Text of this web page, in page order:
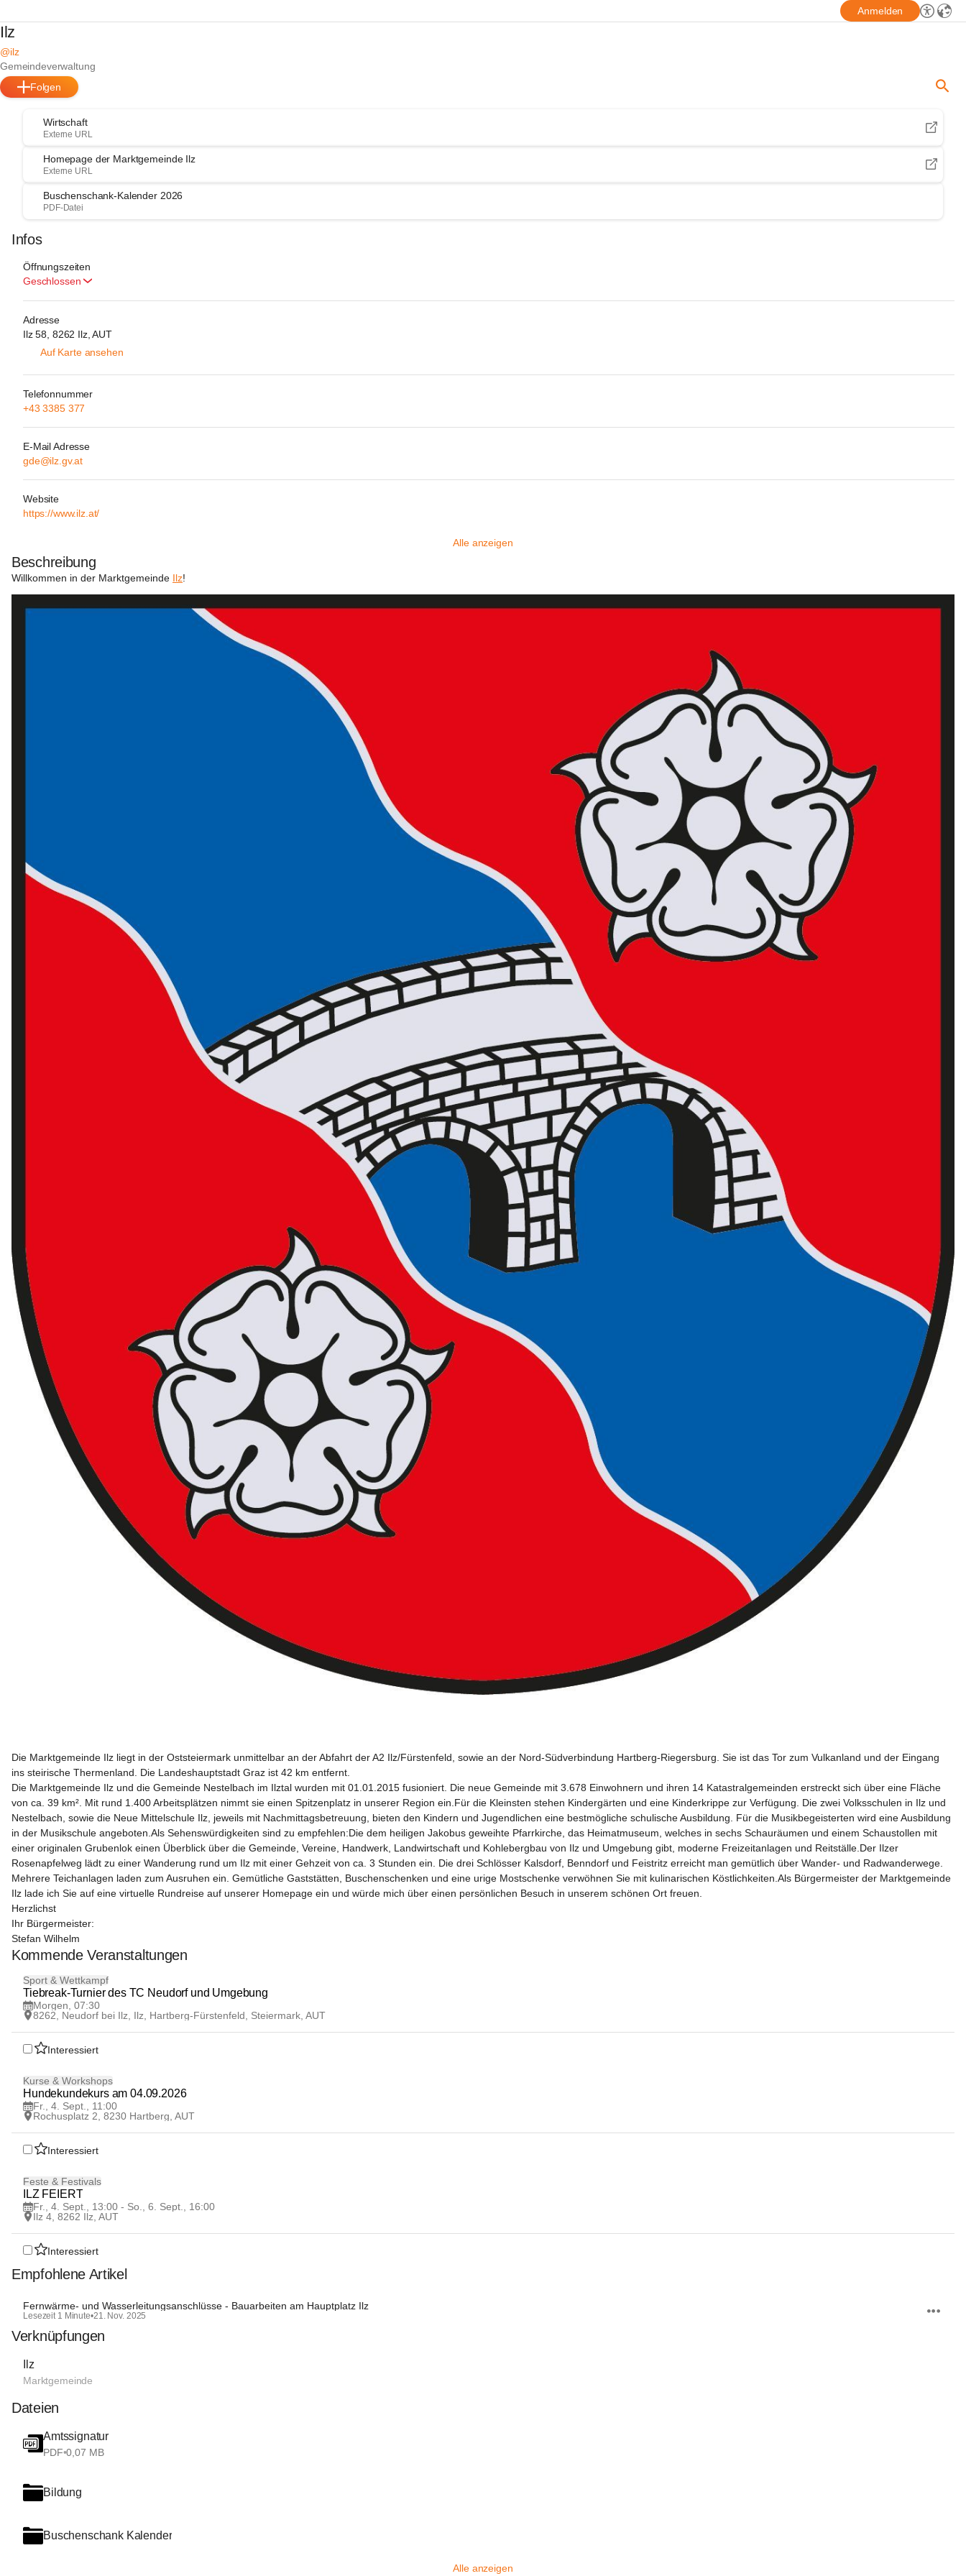
Anmelden
Ilz
@ilz
Gemeindeverwaltung
Folgen
Wirtschaft
Externe URL
Homepage der Marktgemeinde Ilz
Externe URL
Buschenschank-Kalender 2026
PDF-Datei
Infos
Öffnungszeiten
Geschlossen
Adresse
Ilz 58, 8262 Ilz, AUT
Auf Karte ansehen
Telefonnummer
+43 3385 377
E-Mail Adresse
gde@ilz.gv.at
Website
https://www.ilz.at/
Alle anzeigen
Beschreibung
Willkommen in der Marktgemeinde Ilz
Die Marktgemeinde Ilz liegt in der Oststeiermark unmittelbar an der Abfahrt der A2 Ilz/Fürstenfeld, sowie an der Nord-Südverbindung Hartberg-Riegersburg. Sie ist das Tor zum Vulkanland und der Eingang
ins steirische Thermenland. Die Landeshauptstadt Graz ist 42 km entfernt.
Die Marktgemeinde Ilz und die Gemeinde Nestelbach im Ilztal wurden mit 01.01.2015 fusioniert. Die neue Gemeinde mit 3.678 Einwohnern und ihren 14 Katastralgemeinden erstreckt sich über eine Fläche
von ca. 39 km². Mit rund 1.400 Arbeitsplätzen nimmt sie einen Spitzenplatz in unserer Region ein.Für die Kleinsten stehen Kindergärten und eine Kinderkrippe zur Verfügung. Die zwei Volksschulen in Ilz und
Nestelbach, sowie die Neue Mittelschule Ilz, jeweils mit Nachmittagsbetreuung, bieten den Kindern und Jugendlichen eine bestmögliche schulische Ausbildung. Für die Musikbegeisterten wird eine Ausbildung
in der Musikschule angeboten.Als Sehenswürdigkeiten sind zu empfehlen:Die dem heiligen Jakobus geweihte Pfarrkirche, das Heimatmuseum, welches in sechs Schauräumen und einem Schaustollen mit
einer originalen Grubenlok einen Überblick über die Gemeinde, Vereine, Handwerk, Landwirtschaft und Kohlebergbau von Ilz und Umgebung gibt, moderne Freizeitanlagen und Reitställe.Der Ilzer
Rosenapfelweg lädt zu einer Wanderung rund um Ilz mit einer Gehzeit von ca. 3 Stunden ein. Die drei Schlösser Kalsdorf, Benndorf und Feistritz erreicht man gemütlich über Wander- und Radwanderwege.
Mehrere Teichanlagen laden zum Ausruhen ein. Gemütliche Gaststätten, Buschenschenken und eine urige Mostschenke verwöhnen Sie mit kulinarischen Köstlichkeiten.Als Bürgermeister der Marktgemeinde
Ilz lade ich Sie auf eine virtuelle Rundreise auf unserer Homepage ein und würde mich über einen persönlichen Besuch in unserem schönen Ort freuen.
Herzlichst
Ihr Bürgermeister:
Stefan Wilhelm
Kommende Veranstaltungen
8
AUG
Sport & Wettkampf
Tiebreak-Turnier des TC Neudorf und Umgebung
Morgen, 07:30
8262, Neudorf bei Ilz, Ilz, Hartberg-Fürstenfeld, Steiermark, AUT
Interessiert
4
SEP
Kurse & Workshops
Hundekundekurs am 04.09.2026
Fr., 4. Sept., 11:00
Rochusplatz 2, 8230 Hartberg, AUT
Interessiert
4
SEP
Feste & Festivals
ILZ FEIERT
Fr., 4. Sept., 13:00 - So., 6. Sept., 16:00
Ilz 4, 8262 Ilz, AUT
Interessiert
Empfohlene Artikel
Fernwärme- und Wasserleitungsanschlüsse - Bauarbeiten am Hauptplatz Ilz
Lesezeit 1 Minute•21. Nov. 2025
Verknüpfungen
Ilz
Marktgemeinde
Dateien
Amtssignatur
PDF•0,07 MB
Bildung
Buschenschank Kalender
Alle anzeigen